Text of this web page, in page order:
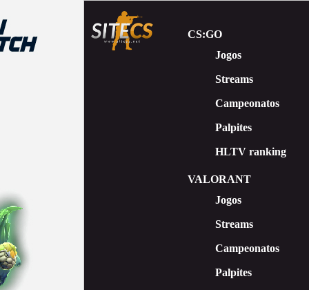
CS:GO
Jogos
Streams
Сampeonatos
Palpites
HLTV ranking
VALORANT
Jogos
Streams
Campeonatos
Palpites